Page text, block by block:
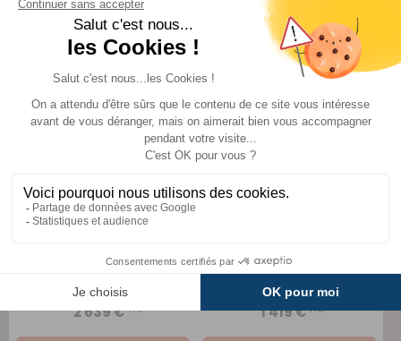
DESTOCKAGE
Pack AIR+ pour châssis
Alko Double essieu
3 599 €
2 639 €TTC
DESTOCKAGE
Sos Suspensions
Comparer
2 199 €
1 419 €TTC